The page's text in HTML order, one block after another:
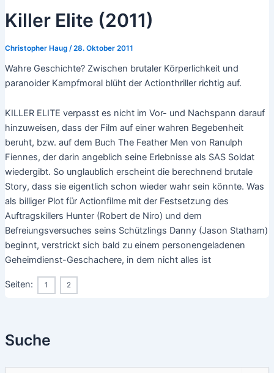
Suche
Killer Elite (2011)
Christopher Haug /28. Oktober 2011
Wahre Geschichte? Zwischen brutaler Körperlichkeit und
paranoider Kampfmoral blüht der Actionthriller richtig auf.
KILLER ELITE verpasst es nicht im Vor- und Nachspann darauf
hinzuweisen, dass der Film auf einer wahren Begebenheit
beruht, bzw. auf dem Buch The Feather Men von Ranulph
Fiennes, der darin angeblich seine Erlebnisse als SAS Soldat
wiedergibt. So unglaublich erscheint die berechnend brutale
Story, dass sie eigentlich schon wieder wahr sein könnte. Was
als billiger Plot für Actionfilme mit der Festsetzung des
Auftragskillers Hunter (Robert de Niro) und dem
Befreiungsversuches seins Schützlings Danny (Jason Statham)
beginnt, verstrickt sich bald zu einem personengeladenen
Geheimdienst-Geschachere, in dem nicht alles ist
Seiten: 1 2